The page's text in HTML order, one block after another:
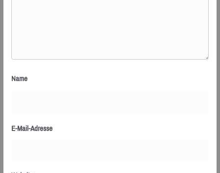
Name
E-Mail-Adresse